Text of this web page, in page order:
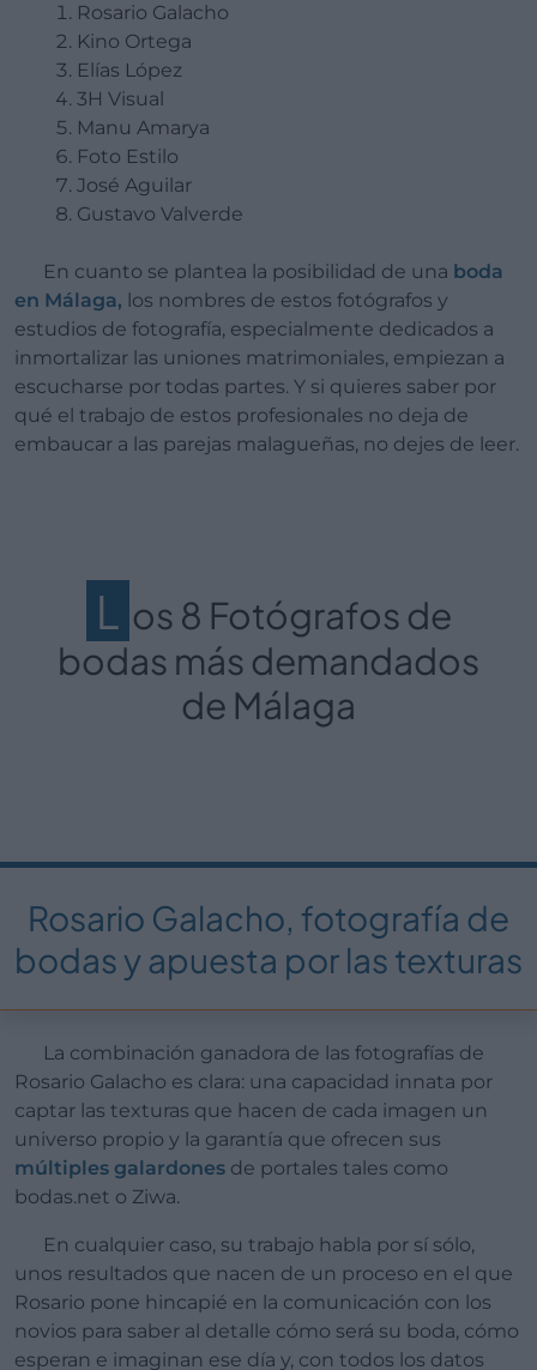
Rosario Galacho
Kino Ortega
Elías López
3H Visual
Manu Amarya
Foto Estilo
José Aguilar
Gustavo Valverde
En cuanto se plantea la posibilidad de una boda
en Málaga, los nombres de estos fotógrafos y
estudios de fotografía, especialmente dedicados a
inmortalizar las uniones matrimoniales, empiezan a
escucharse por todas partes. Y si quieres saber por
qué el trabajo de estos profesionales no deja de
embaucar a las parejas malagueñas, no dejes de leer.
L os 8 Fotógrafos de
bodas más demandados
de Málaga
Rosario Galacho, fotografía de
bodas y apuesta por las texturas
La combinación ganadora de las fotografías de
Rosario Galacho es clara: una capacidad innata por
captar las texturas que hacen de cada imagen un
universo propio y la garantía que ofrecen sus
múltiples galardones de portales tales como
bodas.net o Ziwa.
En cualquier caso, su trabajo habla por sí sólo,
unos resultados que nacen de un proceso en el que
Rosario pone hincapié en la comunicación con los
novios para saber al detalle cómo será su boda, cómo
esperan e imaginan ese día y, con todos los datos